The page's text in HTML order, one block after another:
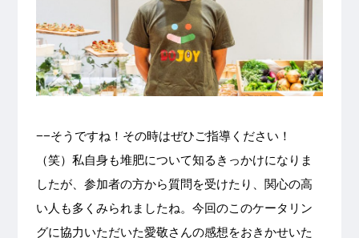
−−そうですね！その時はぜひご指導ください！
（笑）私自身も堆肥について知るきっかけになりま
したが、参加者の方から質問を受けたり、関心の高
い人も多くみられましたね。今回のこのケータリン
グに協力いただいた愛敬さんの感想をおきかせいた